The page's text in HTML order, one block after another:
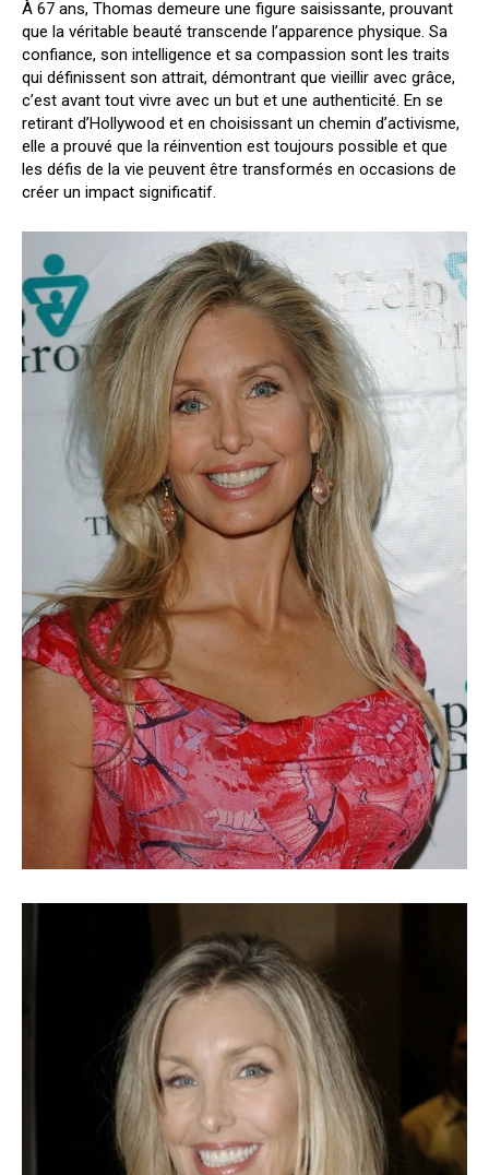
À 67 ans, Thomas demeure une figure saisissante, prouvant
que la véritable beauté transcende l’apparence physique. Sa
confiance, son intelligence et sa compassion sont les traits
qui définissent son attrait, démontrant que vieillir avec grâce,
c’est avant tout vivre avec un but et une authenticité. En se
retirant d’Hollywood et en choisissant un chemin d’activisme,
elle a prouvé que la réinvention est toujours possible et que
les défis de la vie peuvent être transformés en occasions de
créer un impact significatif.